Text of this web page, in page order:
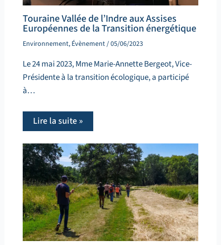
Touraine Vallée de l’Indre aux Assises
Européennes de la Transition énergétique
Environnement, Évènement/05/06/2023
Le 24 mai 2023, Mme Marie-Annette Bergeot, Vice-
Présidente à la transition écologique, a participé
à…
Lire la suite »